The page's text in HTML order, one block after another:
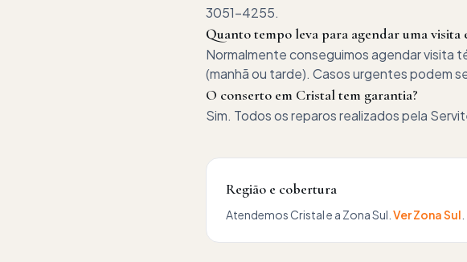
3051-4255.
Quanto tempo leva para agendar uma visita
Normalmente conseguimos agendar visita
(manhã ou tarde). Casos urgentes podem
O conserto em Cristal tem garantia?
Sim. Todos os reparos realizados pela
Região e cobertura
AtendemosCristale a Zona Sul VerZona Sul